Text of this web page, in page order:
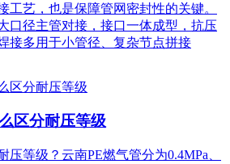
工艺，也是保障管网密封性的关键。
口径主管对接，接口一体成型，抗压
接多用于小管径、复杂节点拼接
区分耐压等级
压等级？云南PE燃气管分为0.4MPa、